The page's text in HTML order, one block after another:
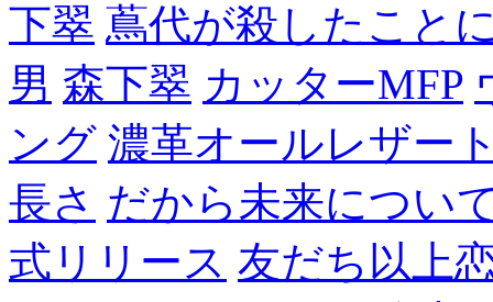
下翠 蔦代が殺したこと
男 森下翠 カッターMFP
ング 濃革オールレザー
長さ だから未来につい
式リリース 友だち以上